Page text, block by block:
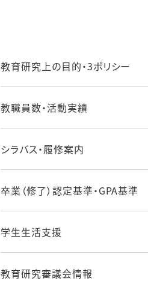
教育研究上の目的・3ポリシー
教職員数・活動実績
シラバス・履修案内
卒業（修了）認定基準・GPA基準
学生生活支援
教育研究審議会情報